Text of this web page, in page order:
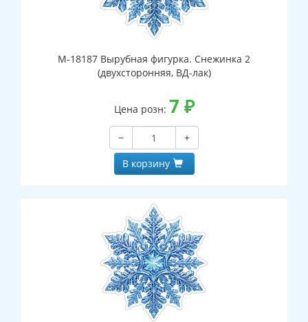
М-18187 Вырубная фигурка. Снежинка 2
(двухсторонняя, ВД-лак)
Цена розн: 7 ₽
−
+
В корзину